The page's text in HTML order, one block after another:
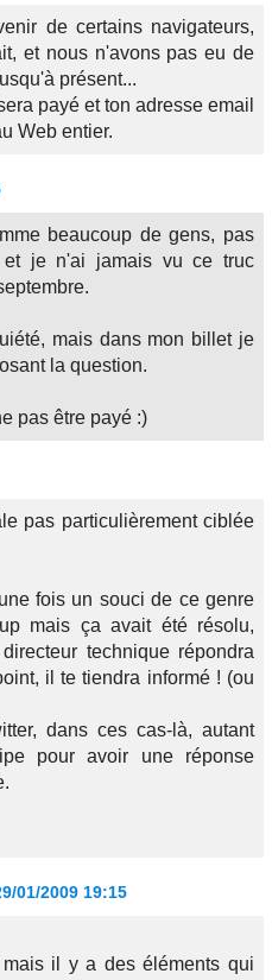
de certains navigateurs,
et nous n'avons pas eu de
présent...
payé et ton adresse email
Web entier.
beaucoup de gens, pas
et je n'ai jamais vu ce truc
mais dans mon billet je
la question.
pas être payé :)
pas particulièrement ciblée
fois un souci de ce genre
mais ça avait été résolu,
technique répondra
il te tiendra informé ! (ou
dans ces cas-là, autant
pour avoir une réponse
01/2009 19:15
il y a des éléments qui